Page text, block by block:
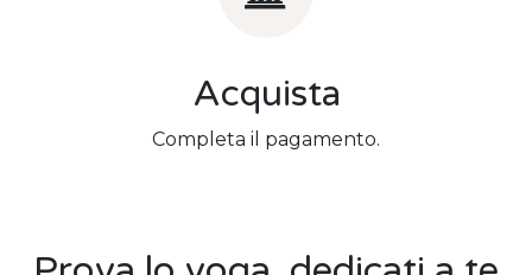
Acquista
Completa il pagamento.